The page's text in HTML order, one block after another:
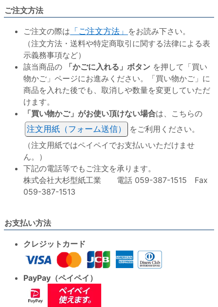
ご注文方法
ご注文の際は 「ご注文方法」 をお読み下さい。
（注文方法・送料や特定商取引に関する法律による表
示義務事項など）
該当商品の
「かごに入れる」ボタン を押して「買い
物かご」ページにお進みください。「買い物かご」に
商品を入れた後でも、取消しや数量を変更していただ
けます。
「買い物かご」がお使い頂けない場合は、こちらの
注文用紙（フォーム送信）
をご利用ください。
（注文用紙ではペイペイでお支払いいただけませ
ん。）
下記の電話等でもご注文を承ります。
株式会社大杉型紙工業 電話 059-387-1515 Fax
059-387-1513
お支払い方法
クレジットカード
PayPay（ペイペイ）